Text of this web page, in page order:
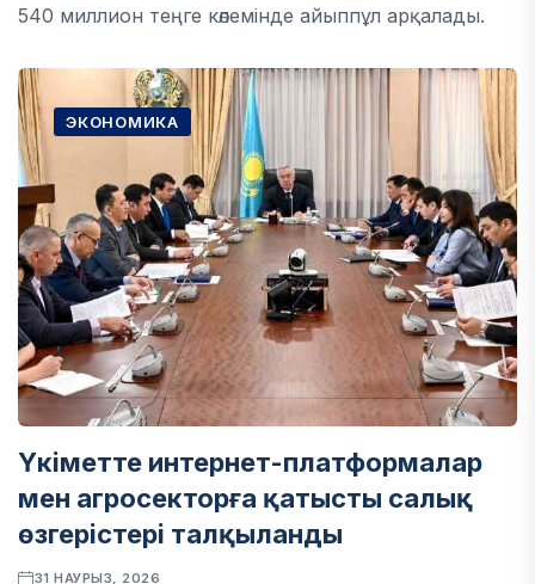
540 миллион теңге көлемінде айыппұл арқалады.
ЭКОНОМИКА
Үкіметте интернет-платформалар
мен агросекторға қатысты салық
өзгерістері талқыланды
31 НАУРЫЗ, 2026